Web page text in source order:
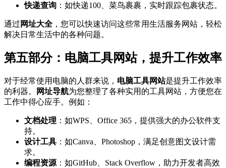
快递查询 ：如快递100、菜鸟裹裹，实时跟踪包裹状态。
通过 网址大全 ，您可以快速访问这些常用生活服务网站，轻松
解决日常生活中的各种问题。
第五部分：电脑工具网站，提升工作效率
对于经常使用电脑的人群来说， 电脑工具网站是提升工作效率
的利器。
网址导航为您整理了各种实用的工具网站，方便您在
工作中得心应手。例如：
文档处理 ：如WPS、Office 365，提供强大的办公软件支
持。
设计工具 ：如Canva、Photoshop，满足创意图文设计需
求。
编程资源 ：如GitHub、Stack Overflow，助力开发者高效